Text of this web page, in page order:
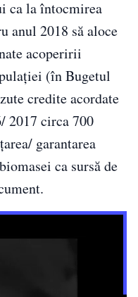
ca la întocmirea
anul 2018 să aloce
acoperirii
(în Bugetul
credite acordate
2017 circa 700
garantarea
ca sursă de